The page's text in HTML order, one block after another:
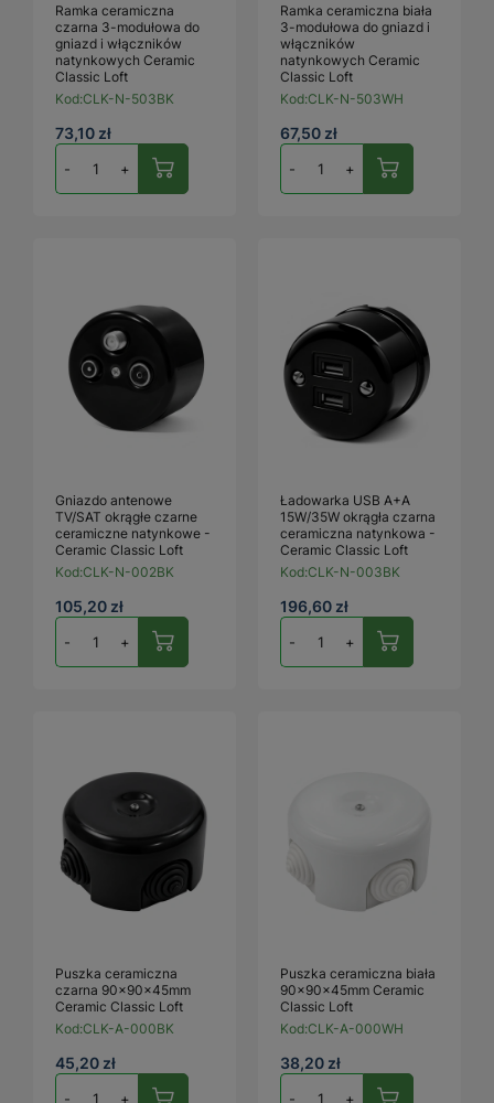
Ramka ceramiczna
czarna 3-modułowa do
gniazd i włączników
natynkowych Ceramic
Classic Loft
Kod:CLK-N-503BK
73,10 zł
- +
Ramka ceramiczna biała
3-modułowa do gniazd i
włączników
natynkowych Ceramic
Classic Loft
Kod:CLK-N-503WH
67,50 zł
- +
Gniazdo antenowe
TV/SAT okrągłe czarne
ceramiczne natynkowe -
Ceramic Classic Loft
Kod:CLK-N-002BK
105,20 zł
- +
Ładowarka USB A+A
15W/35W okrągła czarna
ceramiczna natynkowa -
Ceramic Classic Loft
Kod:CLK-N-003BK
196,60 zł
- +
Puszka ceramiczna
czarna 90x90x45mm
Ceramic Classic Loft
Kod:CLK-A-000BK
45,20 zł
- +
Puszka ceramiczna biała
90x90x45mm Ceramic
Classic Loft
Kod:CLK-A-000WH
38,20 zł
- +